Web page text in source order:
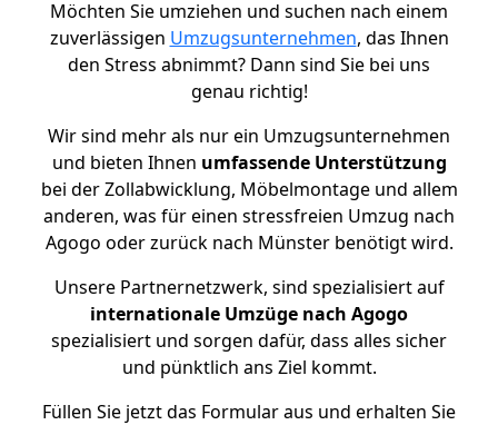
Möchten Sie umziehen und suchen nach einem
zuverlässigen Umzugsunternehmen, das Ihnen
den Stress abnimmt? Dann sind Sie bei uns
genau richtig!
Wir sind mehr als nur ein Umzugsunternehmen
und bieten Ihnen umfassende Unterstützung
bei der Zollabwicklung, Möbelmontage und allem
anderen, was für einen stressfreien Umzug nach
Agogo oder zurück nach Münster benötigt wird.
Unsere Partnernetzwerk, sind spezialisiert auf
internationale Umzüge nach Agogo
spezialisiert und sorgen dafür, dass alles sicher
und pünktlich ans Ziel kommt.
Füllen Sie jetzt das Formular aus und erhalten Sie